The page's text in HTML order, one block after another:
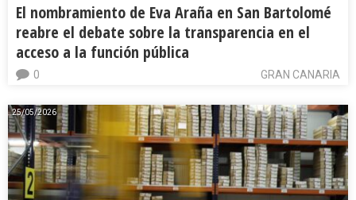
El nombramiento de Eva Araña en San Bartolomé
reabre el debate sobre la transparencia en el
acceso a la función pública
GRAN CANARIA
0
25/05/2026